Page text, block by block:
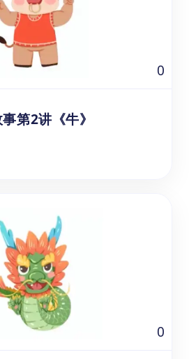
这个视频资源介绍了老虎的
性和生存技能等方面的内
，学生学习十二生肖中老虎
文化的吉祥寓意。
0
第2讲《牛》
视频课资源，可以帮助年龄
学前班和1-3年级的学生，
教育时提升他们的听力、词
通过观看视频，学生学习十
，和它在中国文化的象征寓
0